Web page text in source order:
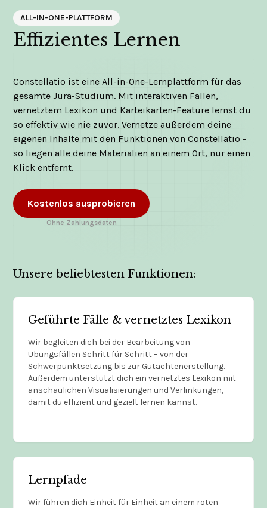
ALL-IN-ONE-PLATTFORM
Effizientes Lernen
Constellatio ist eine All-in-One-Lernplattform für das
gesamte Jura-Studium. Mit interaktiven Fällen,
vernetztem Lexikon und Karteikarten-Feature lernst du
so effektiv wie nie zuvor. Vernetze außerdem deine
eigenen Inhalte mit den Funktionen von Constellatio -
so liegen alle deine Materialien an einem Ort, nur einen
Klick entfernt.
Kostenlos ausprobieren
Ohne Zahlungsdaten
Unsere beliebtesten Funktionen:
Geführte Fälle & vernetztes Lexikon
Wir begleiten dich bei der Bearbeitung von
Übungsfällen Schritt für Schritt – von der
Schwerpunktsetzung bis zur Gutachtenerstellung.
Außerdem unterstützt dich ein vernetztes Lexikon mit
anschaulichen Visualisierungen und Verlinkungen,
damit du effizient und gezielt lernen kannst.
Lernpfade
Wir führen dich Einheit für Einheit an einem roten